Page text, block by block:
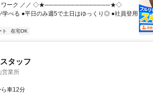
トワーク ／／ ◇★───────────────★◇
学べる ●平日のみ週5で土日はゆっくり◎ ●社員登用
ト 在宅OK
タッフ
業所
ら車12分